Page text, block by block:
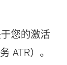
您的激活
ATR）。